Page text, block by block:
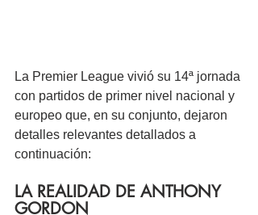
La Premier League vivió su 14ª jornada
con partidos de primer nivel nacional y
europeo que, en su conjunto, dejaron
detalles relevantes detallados a
continuación:
LA REALIDAD DE ANTHONY
GORDON